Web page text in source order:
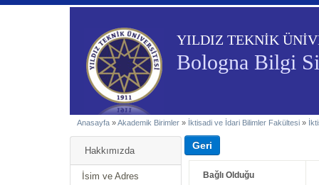
YILDIZ TEKNİK
Bologna Bilgi
Anasayfa »Akademik Birimler » İktisadi ve İdari Bilimler Fakültesi »
Hakkımızda
İsim ve Adres
Bağlı Olduğu